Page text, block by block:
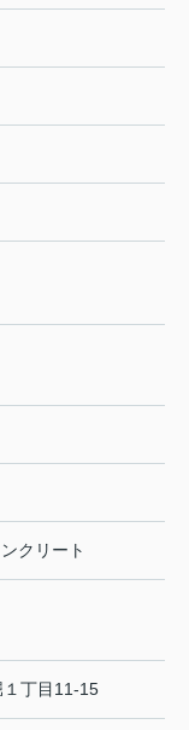
クリート
１丁目11-15